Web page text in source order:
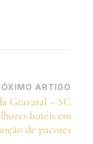
ARTIGO
Gravatal – SC
hotéis em
de pacotes